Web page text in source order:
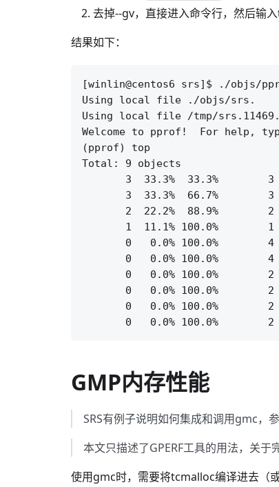
去掉--gv，直接进入命令行，然后输入
结果如下：
[winlin@centos6 srs]$ ./objs/
Using local file ./objs/srs.
Using local file /tmp/
Welcome to pprof!  For help,
(pprof) top
Total: 9 objects
3  33.3%  33.3%
3  33.3%  66.7%
2  22.2%  88.9%
1  11.1% 100.0%
0   0.0% 100.0%
0   0.0% 100.0%
0   0.0% 100.0%
0   0.0% 100.0%
0   0.0% 100.0%
GMP内存性能
SRS有例子说明如何集成和调用gmc，参
本文只描述了GPERF工具的用法，关于
使用gmc时，需要将tcmalloc编译进去（